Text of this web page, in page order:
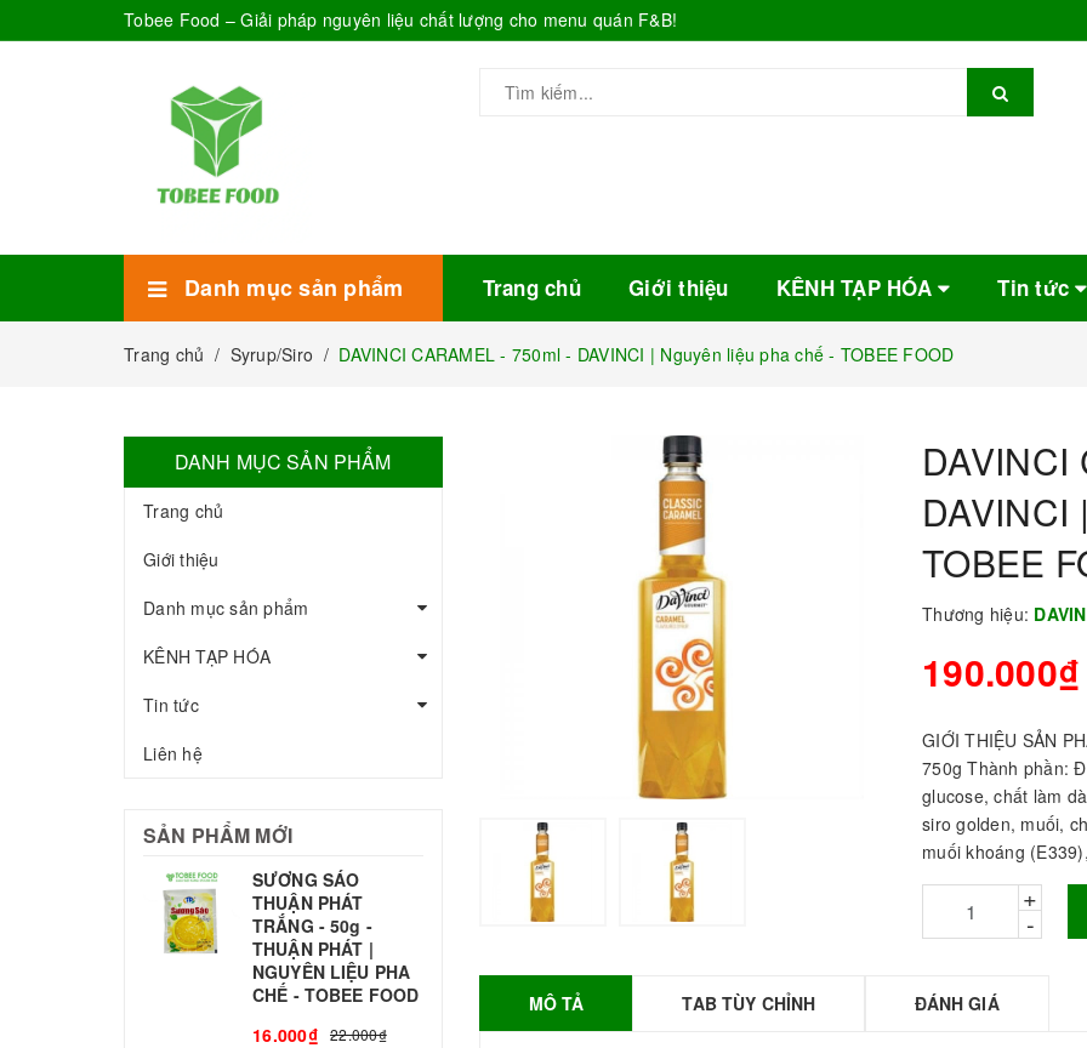
Tobee Food – Giải pháp nguyên liệu chất lượng cho menu quán F&B!
Danh mục sản phẩm Trang chủ Giới thiệu KÊNH TẠP HÓA Tin tức
Trang chủ / Syrup/Siro / DAVINCI CARAMEL - 750ml - DAVINCI | Nguyên liệu pha chế - TOBEE FOOD
DAVINCI
TOBEE
Thương hiệu:
190.000₫
GIỚI THIỆU SẢN
750g Thành phần:
glucose, chất làm
siro golden, muối,
muối khoáng
+
-
MÔ TẢ TAB TÙY CHỈNH ĐÁNH GIÁ
DANH MỤC SẢN PHẨM
Trang chủ
Giới thiệu
Danh mục sản phẩm
KÊNH TẠP HÓA
Tin tức
Liên hệ
SẢN PHẨM MỚI
SƯƠNG SÁO
THUẬN PHÁT
TRẮNG - 50g -
THUẬN PHÁT |
NGUYÊN LIỆU PHA
CHẾ - TOBEE FOOD
16.000₫ 22.000₫
BỘT SỮA TOBEE
THANH VỊ - 300g -
TOBEE FOOD | Bột
TOBEE FOOD
30.000₫